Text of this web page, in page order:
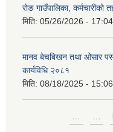
रोङ गाउँपालिका, कर्मचारीको
मिति: 05/26/2026 - 17:04
मानव बेचबिखन तथा ओसार
कार्यविधि २०८१
मिति: 08/18/2025 - 15:06
… …